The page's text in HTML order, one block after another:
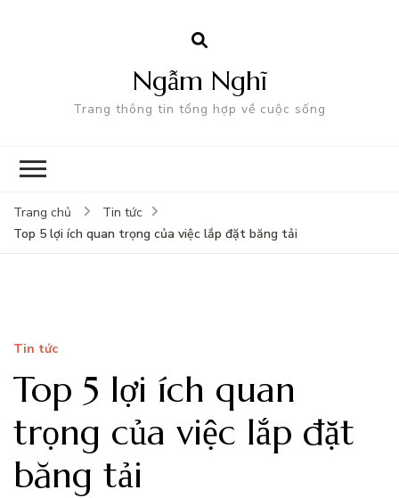
Ngẫm Nghĩ
Trang thông tin tổng hợp về cuộc sống
Trang chủ
Tin tức
Top 5 lợi ích quan trọng của việc lắp đặt băng tải
Tin tức
Top 5 lợi ích quan
trọng của việc lắp đặt
băng tải